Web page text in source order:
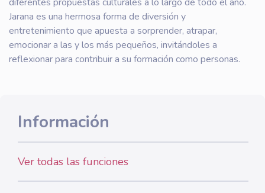
Jarana es una hermosa forma de diversión y
entretenimiento que apuesta a sorprender, atrapar,
emocionar a las y los más pequeños, invitándoles a
reflexionar para contribuir a su formación como personas.
Información
Ver todas las funciones